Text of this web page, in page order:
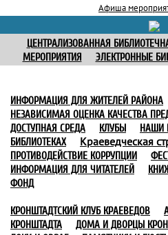
Афиша
ЦЕНТРАЛИЗОВАННАЯ
МЕРОПРИЯТИЯ
ЭЛЕКТРОННЫЕ
ИНФОРМАЦИЯ ДЛЯ ЖИТЕЛЕЙ РАЙОНА
НЕЗАВИСИМАЯ ОЦЕНКА КАЧЕСТВА
ДОСТУПНАЯ СРЕДА
КЛУБЫ НАШИ
БИБЛИОТЕКАХ
Краеведческая
ПРОТИВОДЕЙСТВИЕ КОРРУПЦИИ
ИНФОРМАЦИЯ ДЛЯ ЧИТАТЕЛЕЙ
ФОНД
КРОНШТАДТСКИЙ КЛУБ КРАЕВЕДОВ
КРОНШТАДТА
ДОМА И ДВОРЦЫ